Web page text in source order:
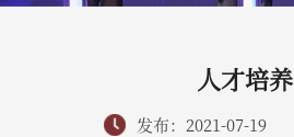
人才培养
发布：2021-07-19